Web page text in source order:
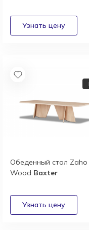
Обеденный стол Zaho
Wood Baxter